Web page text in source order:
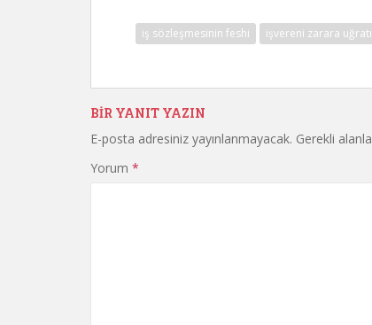
iş sözleşmesinin feshi işvereni zarara
BIR YANIT YAZIN
E-posta adresiniz yayınlanmayacak. Gerekli
Yorum *